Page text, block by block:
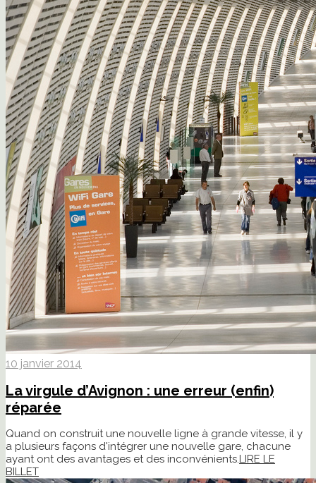
10 janvier 2014
La virgule d’Avignon : une erreur (enfin)
réparée
Quand on construit une nouvelle ligne à grande vitesse, il y
a plusieurs façons d'intégrer une nouvelle gare, chacune
ayant ont des avantages et des inconvénients.LIRE LE
BILLET